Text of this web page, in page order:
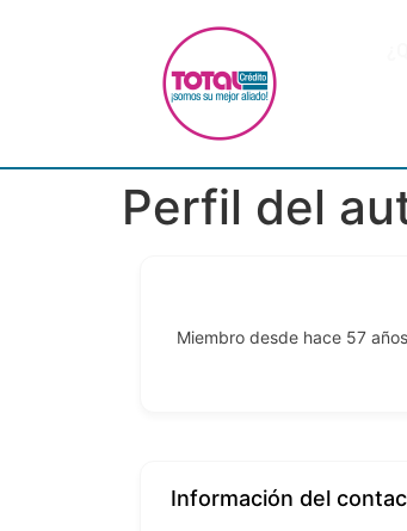
Perfil del
Miembro desde hace 57 años
Información del